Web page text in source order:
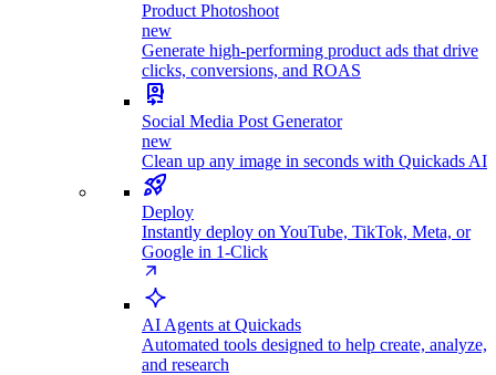
Product Photoshoot
new
Generate high-performing product ads that drive
clicks, conversions, and ROAS
Social Media Post Generator
new
Clean up any image in seconds with Quickads AI
Deploy
Instantly deploy on YouTube, TikTok, Meta, or
Google in 1-Click
AI Agents at Quickads
Automated tools designed to help create, analyze,
and research